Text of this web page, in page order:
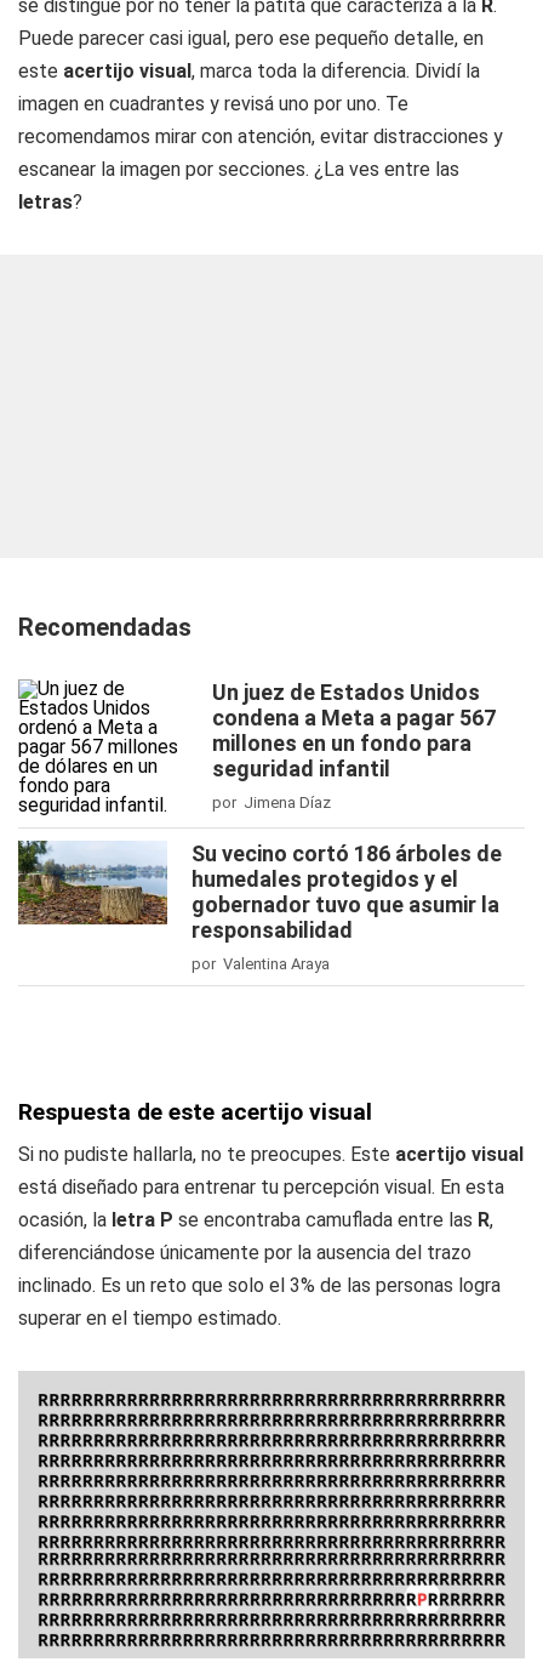
se distingue por no tener la patita que caracteriza a la R.
Puede parecer casi igual, pero ese pequeño detalle, en
este acertijo visual, marca toda la diferencia. Dividí la
imagen en cuadrantes y revisá uno por uno. Te
recomendamos mirar con atención, evitar distracciones y
escanear la imagen por secciones. ¿La ves entre las
letras?
Recomendadas
Un juez de Estados Unidos
condena a Meta a pagar 567
millones en un fondo para
seguridad infantil
por Jimena Díaz
Su vecino cortó 186 árboles de
humedales protegidos y el
gobernador tuvo que asumir la
responsabilidad
por Valentina Araya
Respuesta de este acertijo visual
Si no pudiste hallarla, no te preocupes. Este acertijo visual
está diseñado para entrenar tu percepción visual. En esta
ocasión, la letra P se encontraba camuflada entre las R,
diferenciándose únicamente por la ausencia del trazo
inclinado. Es un reto que solo el 3% de las personas logra
superar en el tiempo estimado.